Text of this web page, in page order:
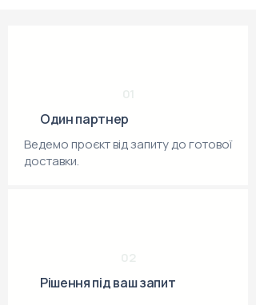
Один партнер
Ведемо проєкт від запиту до готової
доставки.
Рішення під ваш запит